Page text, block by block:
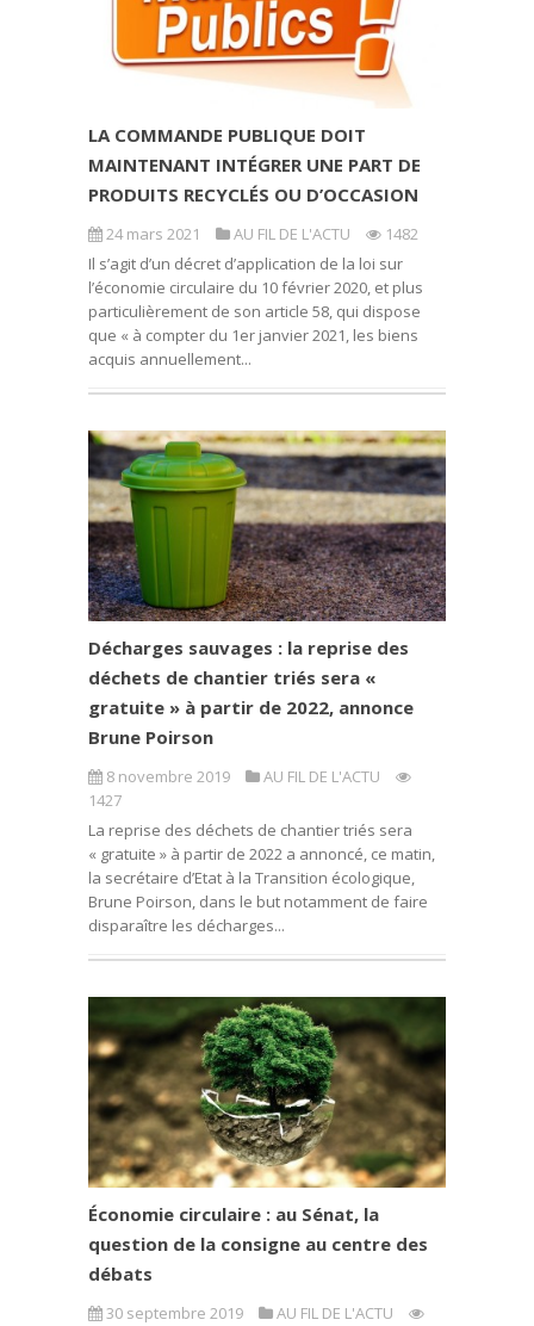
LA COMMANDE PUBLIQUE DOIT
MAINTENANT INTÉGRER UNE PART DE
PRODUITS RECYCLÉS OU D’OCCASION
24 mars 2021 AU FIL DE L'ACTU
1482
Il s’agit d’un décret d’application de la loi sur
l’économie circulaire du 10 février 2020, et plus
particulièrement de son article 58, qui dispose
que « à compter du 1er janvier 2021, les biens
acquis annuellement...
Décharges sauvages : la reprise des
déchets de chantier triés sera «
gratuite » à partir de 2022, annonce
Brune Poirson
8 novembre 2019
AU FIL DE L'ACTU
1427
La reprise des déchets de chantier triés sera
« gratuite » à partir de 2022 a annoncé, ce matin,
la secrétaire d’Etat à la Transition écologique,
Brune Poirson, dans le but notamment de faire
disparaître les décharges...
Économie circulaire : au Sénat, la
question de la consigne au centre des
débats
30 septembre 2019 AU FIL DE L'ACTU